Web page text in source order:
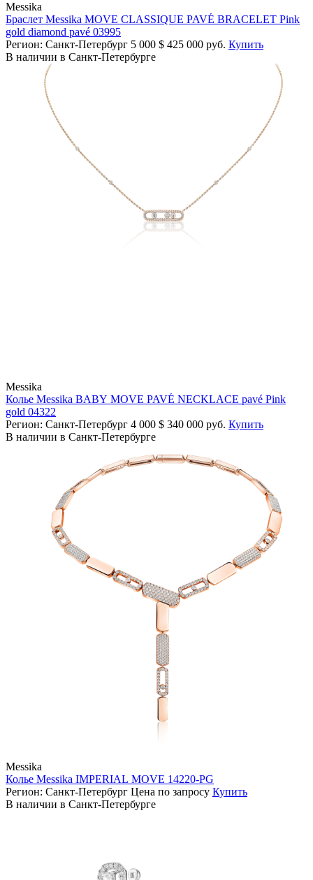
Messika
Браслет Messika MOVE CLASSIQUE PAVÉ BRACELET Pink
gold diamond pavé 03995
Регион: Санкт-Петербург 5 000 $ 425 000 руб. Купить
В наличии в Санкт-Петербурге
Messika
Колье Messika BABY MOVE PAVÉ NECKLACE pavé Pink
gold 04322
Регион: Санкт-Петербург 4 000 $ 340 000 руб. Купить
В наличии в Санкт-Петербурге
Messika
Колье Messika IMPERIAL MOVE 14220-PG
Регион: Санкт-Петербург Цена по запросу Купить
В наличии в Санкт-Петербурге